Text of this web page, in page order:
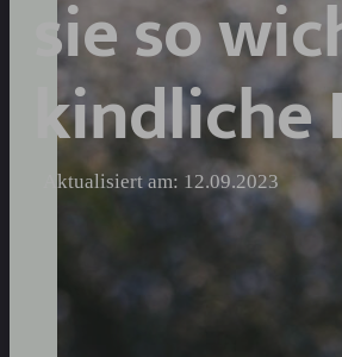
sie so
Aktualisiert am: 12.09.2023